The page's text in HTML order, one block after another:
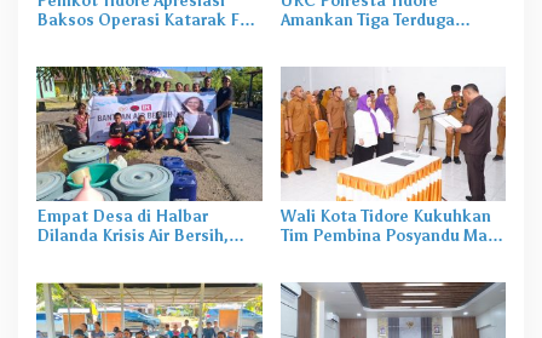
Baksos Operasi Katarak FK-
Amankan Tiga Terduga
Empat Desa di Halbar
Dilanda Krisis Air Bersih,
Wali Kota Tidore Kukuhkan
Tim Pembina Posyandu Masa